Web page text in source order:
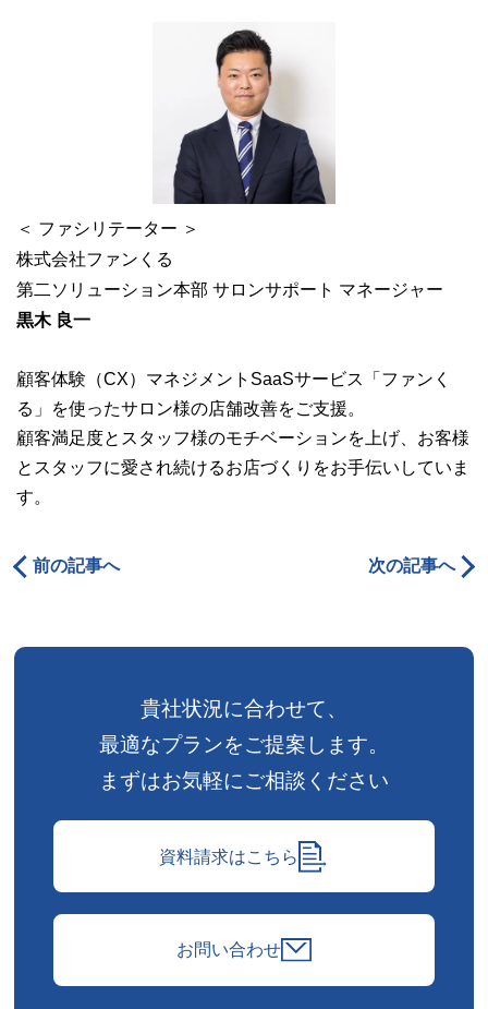
＜ ファシリテーター ＞
株式会社ファンくる
第二ソリューション本部 サロンサポート マネージャー
黒木 良一
顧客体験（CX）マネジメントSaaSサービス「ファンく
る」を使ったサロン様の店舗改善をご支援。
顧客満足度とスタッフ様のモチベーションを上げ、お客様
とスタッフに愛され続けるお店づくりをお手伝いしていま
す。
前の記事へ 次の記事へ
貴社状況に合わせて、
最適なプランをご提案します。
まずはお気軽にご相談ください
資料請求はこちら
お問い合わせ